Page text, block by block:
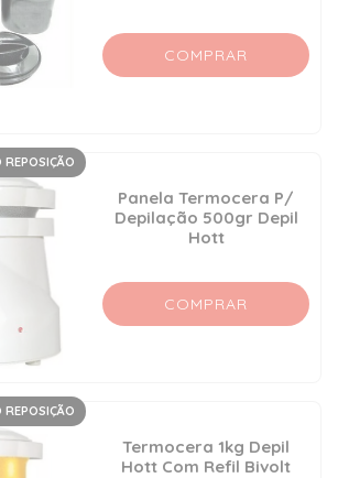
COMPRAR
REPOSIÇÃO
Panela Termocera P/
Depilação 500gr Depil
Hott
COMPRAR
REPOSIÇÃO
Termocera 1kg Depil
Hott Com Refil Bivolt